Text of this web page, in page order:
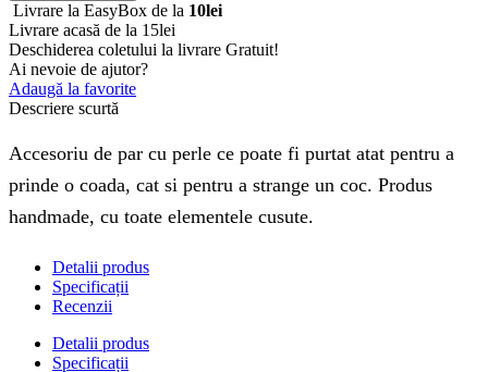
Livrare la EasyBox de la 10lei
Livrare acasă de la 15lei
Deschiderea coletului la livrare Gratuit!
Ai nevoie de ajutor?
Adaugă la favorite
Descriere scurtă
Accesoriu de par cu perle ce poate fi purtat atat pentru a
prinde o coada, cat si pentru a strange un coc. Produs
handmade, cu toate elementele cusute.
Detalii produs
Specificații
Recenzii
Detalii produs
Specificații